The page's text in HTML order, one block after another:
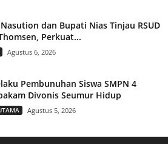
dan Bupati Nias Tinjau RSUD
Perkuat...
Agustus 6, 2026
Pembunuhan Siswa SMPN 4
Divonis Seumur Hidup
Agustus 5, 2026